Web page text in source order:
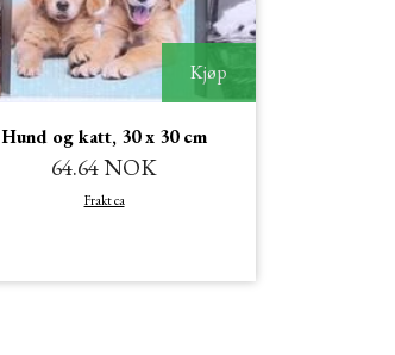
Kjøp
Hund og katt, 30 x 30 cm
64.64 NOK
Frakt ca